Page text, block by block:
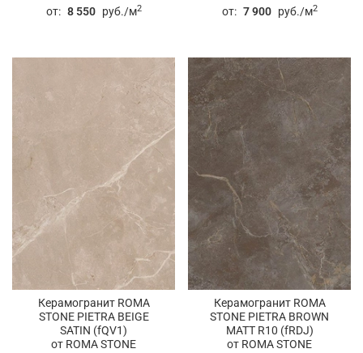
от: 8 550 руб./м2
от: 7 900 руб./м2
Керамогранит ROMA
STONE PIETRA BEIGE
SATIN (fQV1)
от ROMA STONE
Керамогранит ROMA
STONE PIETRA BROWN
MATT R10 (fRDJ)
от ROMA STONE